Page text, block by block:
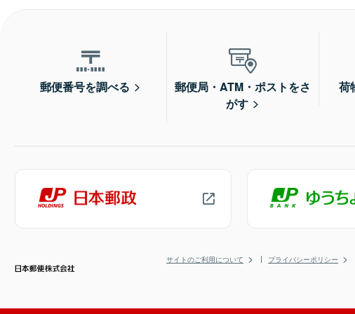
郵便番号を調べる
郵便局・ATM・ポストをさ
がす
荷
サイトのご利用について プライバシーポリシー